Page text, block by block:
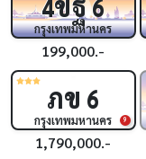
กรุงเทพมหานคร
199,000.-
9
ภข 6
กรุงเทพมหานคร
1,790,000.-